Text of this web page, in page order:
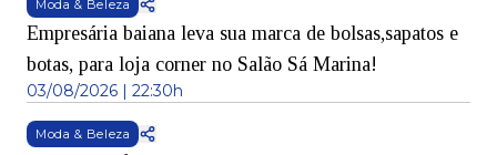
Moda & Beleza
Empresária baiana leva sua marca de bolsas,sapatos e
botas, para loja corner no Salão Sá Marina!
03/08/2026 | 22:30h
Moda & Beleza